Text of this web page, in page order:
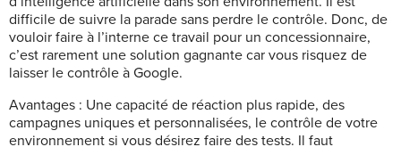
difficile de suivre la parade sans perdre le contrôle. Donc, de
vouloir faire à l’interne ce travail pour un concessionnaire,
c’est rarement une solution gagnante car vous risquez de
laisser le contrôle à Google.
Avantages : Une capacité de réaction plus rapide, des
campagnes uniques et personnalisées, le contrôle de votre
environnement si vous désirez faire des tests. Il faut